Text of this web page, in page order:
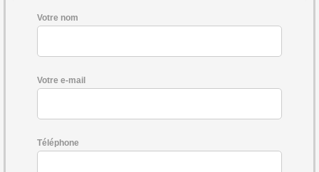
Votre nom
Votre e-mail
Téléphone